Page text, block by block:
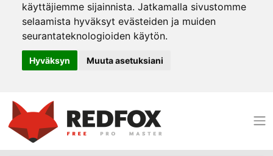
käyttäjiemme sijainnista. Jatkamalla sivustomme
selaamista hyväksyt evästeiden ja muiden
seurantateknologioiden käytön.
Hyväksyn Muuta asetuksiani